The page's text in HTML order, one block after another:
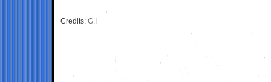
Credits: G.I